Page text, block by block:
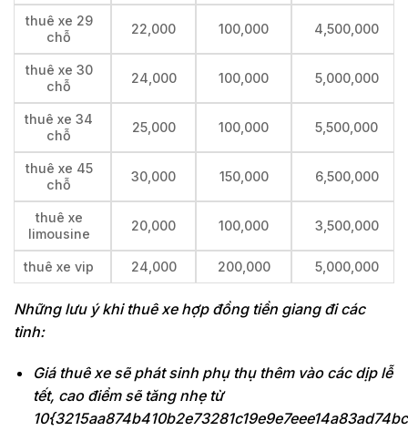
thuê xe 29
chỗ
22,000 100,000 4,500,000
thuê xe 30
chỗ
24,000 100,000 5,000,000
thuê xe 34
chỗ
25,000 100,000 5,500,000
thuê xe 45
chỗ
30,000 150,000 6,500,000
thuê xe
limousine
20,000 100,000 3,500,000
thuê xe vip 24,000 200,000 5,000,000
Những lưu ý khi thuê xe hợp đồng tiền giang đi các
tỉnh:
Giá thuê xe sẽ phát sinh phụ thụ thêm vào các dịp lễ
tết, cao điểm sẽ tăng nhẹ từ